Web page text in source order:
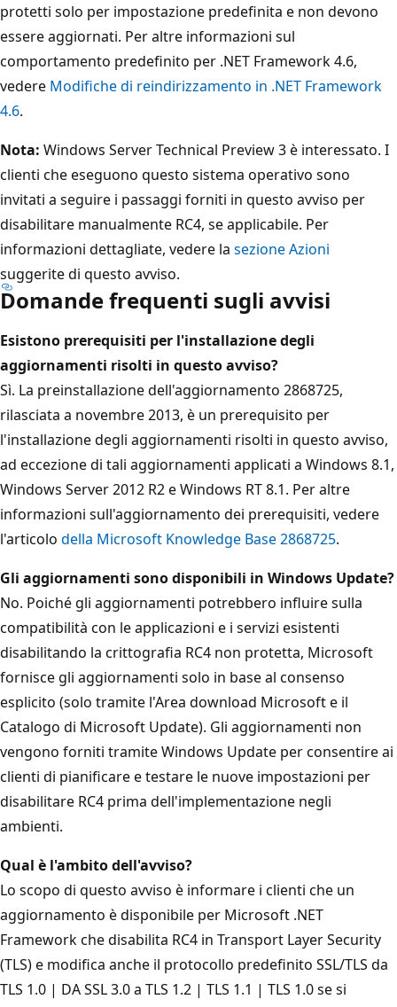
protetti solo per impostazione predefinita e non devono
essere aggiornati. Per altre informazioni sul
comportamento predefinito per .NET Framework 4.6,
vedere Modifiche di reindirizzamento in .NET Framework
4.6.
Nota: Windows Server Technical Preview 3 è interessato. I
clienti che eseguono questo sistema operativo sono
invitati a seguire i passaggi forniti in questo avviso per
disabilitare manualmente RC4, se applicabile. Per
informazioni dettagliate, vedere la sezione Azioni
suggerite di questo avviso.
Domande frequenti sugli avvisi
Esistono prerequisiti per l'installazione degli
aggiornamenti risolti in questo avviso?
Sì. La preinstallazione dell'aggiornamento 2868725,
rilasciata a novembre 2013, è un prerequisito per
l'installazione degli aggiornamenti risolti in questo avviso,
ad eccezione di tali aggiornamenti applicati a Windows 8.1,
Windows Server 2012 R2 e Windows RT 8.1. Per altre
informazioni sull'aggiornamento dei prerequisiti, vedere
l'articolo della Microsoft Knowledge Base 2868725.
Gli aggiornamenti sono disponibili in Windows Update?
No. Poiché gli aggiornamenti potrebbero influire sulla
compatibilità con le applicazioni e i servizi esistenti
disabilitando la crittografia RC4 non protetta, Microsoft
fornisce gli aggiornamenti solo in base al consenso
esplicito (solo tramite l'Area download Microsoft e il
Catalogo di Microsoft Update). Gli aggiornamenti non
vengono forniti tramite Windows Update per consentire ai
clienti di pianificare e testare le nuove impostazioni per
disabilitare RC4 prima dell'implementazione negli
ambienti.
Qual è l'ambito dell'avviso?
Lo scopo di questo avviso è informare i clienti che un
aggiornamento è disponibile per Microsoft .NET
Framework che disabilita RC4 in Transport Layer Security
(TLS) e modifica anche il protocollo predefinito SSL/TLS da
TLS 1.0 | DA SSL 3.0 a TLS 1.2 | TLS 1.1 | TLS 1.0 se si